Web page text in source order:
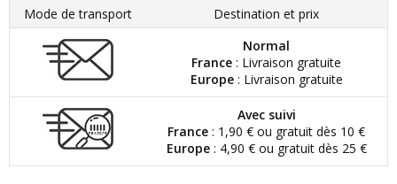
Mode de transport
Destination et prix
Normal
France : Livraison gratuite
Europe: Livraison gratuite
Avec suivi
France : 1,90 € ou gratuit dès 10 €
Europe: 4,90 € ou gratuit dès 25 €